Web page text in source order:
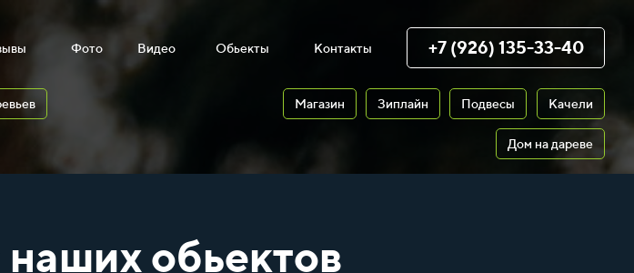
Фото Видео Обьекты Контакты +7 (926) 135-33-40
Магазин Зиплайн Подвесы Качели
Дом на дареве
обьектов